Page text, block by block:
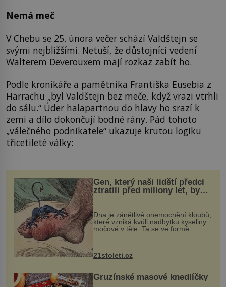
Nemá meč
V Chebu se 25. února večer schází Valdštejn se
svými nejbližšími. Netuší, že důstojníci vedení
Walterem Deverouxem mají rozkaz zabít ho.
Podle kronikáře a pamětníka Františka Eusebia z
Harrachu „byl Valdštejn bez meče, když vrazi vtrhli
do sálu.“ Úder halapartnou do hlavy ho srazí k
zemi a dílo dokončují bodné rány. Pád tohoto
„válečného podnikatele“ ukazuje krutou logiku
třicetileté války:
Gen, který naši lidští předci
ztratili před miliony let, by
mohl pomoci s léčbou
„nemoci králů“
Dna je zánětlivé onemocnění kloubů,
které vzniká kvůli nadbytku kyseliny
močové v těle. Ta se ve formě
nohou, a způsobuje bole...
21stoleti.cz
Gruzínské masové knedlíčky